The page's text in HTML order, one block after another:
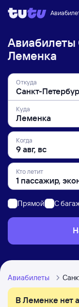
Авиабилеты
Леменка
Откуда
Куда
Когда
Кто летит
Прямой C
Авиабилеты
В Леменке нет